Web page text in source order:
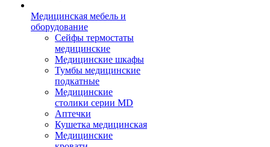
Медицинская мебель и
оборудование
Сейфы термостаты
медицинские
Медицинские шкафы
Тумбы медицинские
подкатные
Медицинские
столики серии MD
Аптечки
Кушетка медицинская
Медицинские